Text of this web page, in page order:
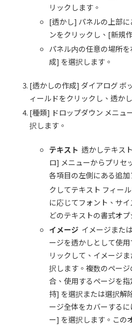
リックします。
[透かし] パネルの上部
ンをクリックし、[新規
パネル内の任意の場所
成] を選択します。
[透かしの作成] ダイアログ ボ
ィールドをクリックし、透か
[種類] ドロップダウン メニュ
択します。
テキスト 透かしテキス
ロ] メニューからプリセ
各項目の左側にある追加
クしてテキスト フィー
に応じてフォント、サ
どのテキストの書式オ
イメージ イメージまた
ージを透かしとして使
リックして、イメージ
択します。複数のペー
合、使用するページを
持] を選択または選択解
ージ全体をカバーする
ー] を選択します。この